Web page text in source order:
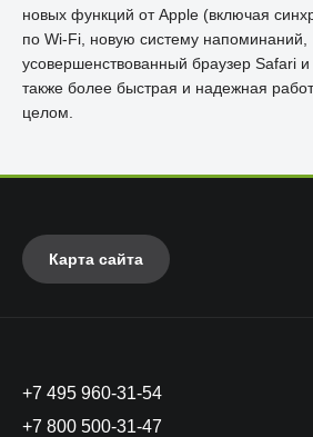
новых функций от Apple (включая
по Wi-Fi, новую систему напоминаний,
усовершенствованный браузер Safari
также более быстрая и надежная
целом.
Карта сайта
+7 495 960-31-54
+7 800 500-31-47